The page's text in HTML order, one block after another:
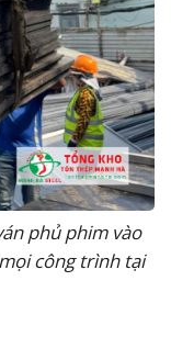
phủ phim vào
công trình tại